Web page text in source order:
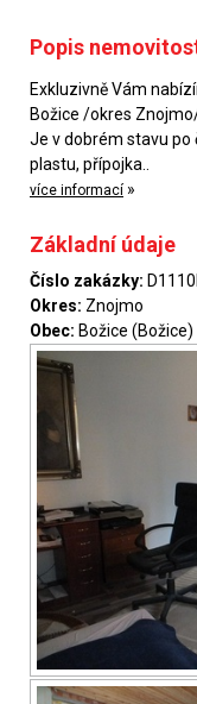
Popis
Exkluzivně Vám
Božice /okres
Je v dobrém stavu po
plastu, přípojka..
více informací »
Základní údaje
Číslo zakázky:
Okres: Znojmo
Obec: Božice (Božice)